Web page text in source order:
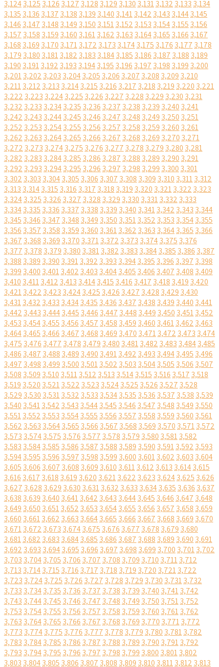
3,1243,125 3,126 3,127 3,128 3,129 3,130 3,1313,132 3,133 3,134
3,135 3,136 3,137 3,138 3,139 3,140 3,1413,142 3,143 3,1443,145
3,146 3,147 3,148 3,149 3,150 3,1513,152 3,153 3,1543,155 3,156
3,157 3,158 3,159 3,160 3,1613,162 3,163 3,1643,165 3,166 3,167
3,168 3,169 3,170 3,1713,172 3,173 3,1743,175 3,176 3,177 3,178
3,179 3,180 3,1813,182 3,183 3,1843,185 3,186 3,187 3,188 3,189
3,190 3,1913,192 3,193 3,1943,195 3,196 3,197 3,198 3,199 3,200
3,2013,202 3,203 3,2043,205 3,206 3,207 3,208 3,209 3,210
3,2113,212 3,213 3,2143,215 3,216 3,217 3,218 3,219 3,220 3,221
3,222 3,223 3,2243,225 3,226 3,227 3,228 3,229 3,230 3,231
3,232 3,233 3,2343,235 3,236 3,237 3,238 3,239 3,240 3,241
3,242 3,243 3,2443,245 3,246 3,247 3,248 3,249 3,250 3,251
3,252 3,253 3,2543,255 3,256 3,257 3,258 3,259 3,260 3,261
3,262 3,263 3,2643,265 3,266 3,267 3,268 3,269 3,270 3,271
3,272 3,273 3,2743,275 3,276 3,277 3,278 3,279 3,280 3,281
3,282 3,283 3,2843,285 3,286 3,287 3,288 3,289 3,290 3,291
3,292 3,293 3,2943,295 3,296 3,297 3,298 3,299 3,300 3,301
3,302 3,303 3,3043,305 3,306 3,307 3,308 3,309 3,310 3,3113,312
3,313 3,3143,315 3,316 3,317 3,318 3,319 3,320 3,3213,322 3,323
3,3243,325 3,326 3,327 3,328 3,329 3,330 3,3313,332 3,333
3,3343,335 3,336 3,337 3,338 3,339 3,340 3,3413,342 3,343 3,344
3,345 3,346 3,347 3,348 3,349 3,350 3,3513,352 3,353 3,3543,355
3,356 3,357 3,358 3,359 3,360 3,3613,362 3,363 3,3643,365 3,366
3,367 3,368 3,369 3,370 3,3713,372 3,373 3,3743,375 3,376
3,377 3,378 3,379 3,380 3,3813,382 3,383 3,3843,385 3,386 3,387
3,388 3,389 3,390 3,3913,392 3,393 3,3943,395 3,396 3,397 3,398
3,399 3,400 3,4013,402 3,403 3,4043,405 3,406 3,407 3,408 3,409
3,410 3,4113,412 3,413 3,4143,415 3,416 3,417 3,418 3,419 3,420
3,4213,422 3,423 3,4243,425 3,426 3,427 3,428 3,429 3,430
3,4313,432 3,433 3,4343,435 3,436 3,437 3,438 3,439 3,440 3,441
3,442 3,443 3,4443,445 3,446 3,447 3,448 3,449 3,450 3,4513,452
3,453 3,4543,455 3,456 3,457 3,458 3,459 3,460 3,4613,462 3,463
3,4643,465 3,466 3,467 3,468 3,469 3,470 3,4713,472 3,473 3,474
3,475 3,476 3,477 3,478 3,479 3,480 3,4813,482 3,483 3,4843,485
3,486 3,487 3,488 3,489 3,490 3,4913,492 3,493 3,4943,495 3,496
3,497 3,498 3,499 3,500 3,5013,502 3,503 3,5043,505 3,506 3,507
3,508 3,509 3,510 3,5113,512 3,513 3,5143,515 3,516 3,517 3,518
3,519 3,520 3,5213,522 3,523 3,5243,525 3,526 3,527 3,528
3,529 3,530 3,5313,532 3,533 3,5343,535 3,536 3,537 3,538 3,539
3,540 3,5413,542 3,543 3,5443,545 3,546 3,547 3,548 3,549 3,550
3,5513,552 3,553 3,5543,555 3,556 3,557 3,558 3,559 3,560 3,561
3,562 3,563 3,5643,565 3,566 3,567 3,568 3,569 3,570 3,5713,572
3,573 3,5743,575 3,576 3,577 3,578 3,579 3,580 3,5813,582
3,583 3,5843,585 3,586 3,587 3,588 3,589 3,590 3,5913,592 3,593
3,5943,595 3,596 3,597 3,598 3,599 3,600 3,6013,602 3,603 3,604
3,605 3,606 3,607 3,608 3,609 3,610 3,6113,612 3,613 3,6143,615
3,616 3,617 3,618 3,619 3,620 3,6213,622 3,623 3,6243,625 3,626
3,627 3,628 3,629 3,630 3,6313,632 3,633 3,6343,635 3,636 3,637
3,638 3,639 3,640 3,6413,642 3,643 3,6443,645 3,646 3,647 3,648
3,649 3,650 3,6513,652 3,653 3,6543,655 3,656 3,657 3,658 3,659
3,660 3,6613,662 3,663 3,6643,665 3,666 3,667 3,668 3,669 3,670
3,6713,672 3,673 3,6743,675 3,676 3,677 3,678 3,679 3,680
3,6813,682 3,683 3,6843,685 3,686 3,687 3,688 3,689 3,690 3,691
3,692 3,693 3,6943,695 3,696 3,697 3,698 3,699 3,700 3,7013,702
3,703 3,7043,705 3,706 3,707 3,708 3,709 3,710 3,7113,712
3,713 3,7143,715 3,716 3,717 3,718 3,719 3,720 3,7213,722
3,723 3,7243,725 3,726 3,727 3,728 3,729 3,730 3,7313,732
3,733 3,7343,735 3,736 3,737 3,738 3,739 3,740 3,7413,742
3,743 3,7443,745 3,746 3,747 3,748 3,749 3,750 3,7513,752
3,753 3,7543,755 3,756 3,757 3,758 3,759 3,760 3,7613,762
3,763 3,7643,765 3,766 3,767 3,768 3,769 3,770 3,7713,772
3,773 3,7743,775 3,776 3,777 3,778 3,779 3,780 3,7813,782
3,783 3,7843,785 3,786 3,787 3,788 3,789 3,790 3,7913,792
3,793 3,7943,795 3,796 3,797 3,798 3,799 3,800 3,8013,802
3,803 3,8043,805 3,806 3,807 3,808 3,809 3,810 3,8113,812 3,813